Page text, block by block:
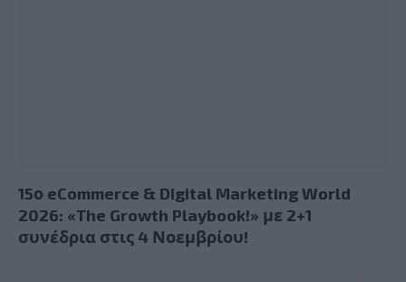
15ο eCommerce & Digital Marketing World
2026: «The Growth Playbook!» με 2+1
συνέδρια στις 4 Νοεμβρίου!